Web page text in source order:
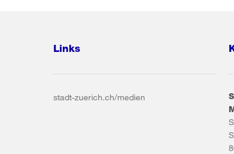
Links
stadt-zuerich.ch/medien